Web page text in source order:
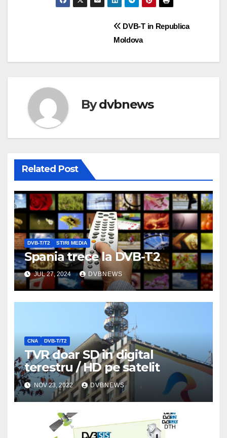
DVB-T in Republica
Moldova
Bydvbnews
Related Post
DVB-T/T2 STIRI MEDIA
Spania trece la DVB-T2
JUL 27, 2024 DVBNEWS
CNA DVB-T/T2
TVR doar SD in digital
terestru / HD pe satelit
NOV 23, 2022 DVBNEWS